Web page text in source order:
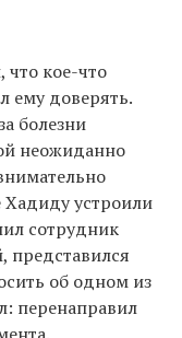
что кое-что
ему доверять.
болезни
неожиданно
Хадиду устроили
сотрудник
представился
об одном из
перенаправил